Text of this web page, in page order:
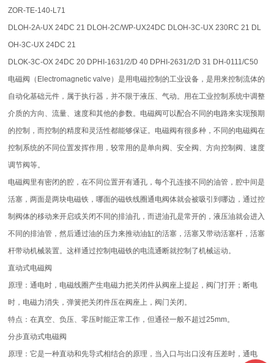
ZOR-TE-140-L71
DLOH-2A-UX 24DC 21 DLOH-2C/WP-UX24DC DLOH-3C-UX 230RC 21 DL
OH-3C-UX 24DC 21
DLOK-3C-OX 24DC 20 DPHI-1631/2/D 40 DPHI-2631/2/D 31 DH-0111/C50
电磁阀（Electromagnetic valve）是用电磁控制的工业设备，是用来控制流体的
自动化基础元件，属于执行器，并不限于液压、气动。用在工业控制系统中调整
介质的方向、流量、速度和其他的参数。电磁阀可以配合不同的电路来实现预期
的控制，而控制的精度和灵活性都能够保证。电磁阀有很多种，不同的电磁阀在
控制系统的不同位置发挥作用，较常用的是单向阀、安全阀、方向控制阀、速度
调节阀等。
电磁阀里有密闭的腔，在不同位置开有通孔，每个孔连接不同的油管，腔中间是
活塞，两面是两块电磁铁，哪面的磁铁线圈通电阀体就会被吸引到哪边，通过控
制阀体的移动来开启或关闭不同的排油孔，而进油孔是常开的，液压油就会进入
不同的排油管，然后通过油的压力来推动油缸的活塞，活塞又带动活塞杆，活塞
杆带动机械装置。这样通过控制电磁铁的电流通断就控制了机械运动。
直动式电磁阀
原理：通电时，电磁线圈产生电磁力把关闭件从阀座上提起，阀门打开；断电
时，电磁力消失，弹簧把关闭件压在阀座上，阀门关闭。
特点：在真空、负压、零压时能正常工作，但通径一般不超过25mm。
分步直动式电磁阀
原理：它是一种直动和先导式相结合的原理，当入口与出口没有压差时，通电